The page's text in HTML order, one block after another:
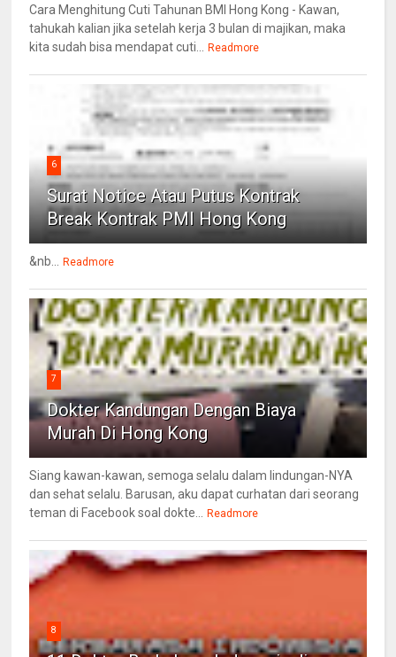
Cara Menghitung Cuti Tahunan BMI Hong Kong - Kawan,
tahukah kalian jika setelah kerja 3 bulan di majikan, maka
kita sudah bisa mendapat cuti... Readmore
6
Surat Notice Atau Putus Kontrak
Break Kontrak PMI Hong Kong
&nb... Readmore
7
Dokter Kandungan Dengan Biaya
Murah Di Hong Kong
Siang kawan-kawan, semoga selalu dalam lindungan-NYA
dan sehat selalu. Barusan, aku dapat curhatan dari seorang
teman di Facebook soal dokte... Readmore
8